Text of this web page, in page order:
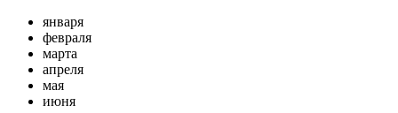
января
февраля
марта
апреля
мая
июня